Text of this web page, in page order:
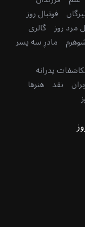
فوتبال روز
مرد روز گالری
مادرِ سه پسر
پدرانه
نقد هنرها